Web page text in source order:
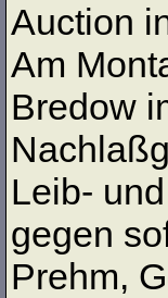
Auction
Am
Bredow
Leib-
gegen
Prehm,